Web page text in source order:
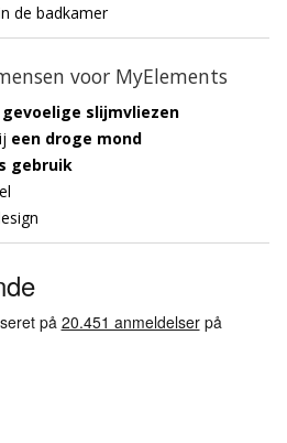
de badkamer
voor MyElements
gevoelige slijmvliezen
een droge mond
gebruik